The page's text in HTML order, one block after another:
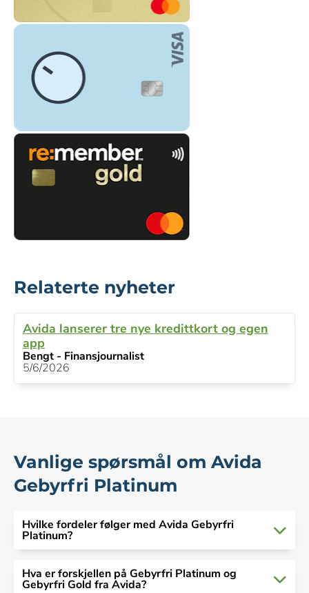
Relaterte nyheter
Avida lanserer tre nye kredittkort og egen
app
Bengt - Finansjournalist
5/6/2026
Vanlige spørsmål om Avida
Gebyrfri Platinum
Hvilke fordeler følger med Avida Gebyrfri
Platinum?
Hva er forskjellen på Gebyrfri Platinum og
Gebyrfri Gold fra Avida?